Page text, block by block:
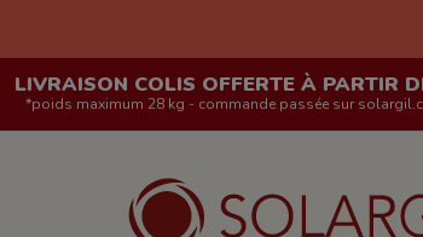
LIVRAISON COLIS OFFERTE À PARTIR
*poids maximum 28 kg - commande passée sur